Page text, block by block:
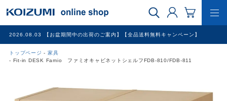
2026.08.03 【お盆期間中の出荷のご案内】【全品送料無料キャンペーン】
トップページ
家具
Fit-in DESK Famio ファミオキャビネットシェルフFDB-810/FDB-811
WEB限定品
理美容家電